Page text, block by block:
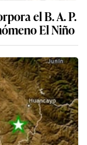
el B. A. P.
El Niño